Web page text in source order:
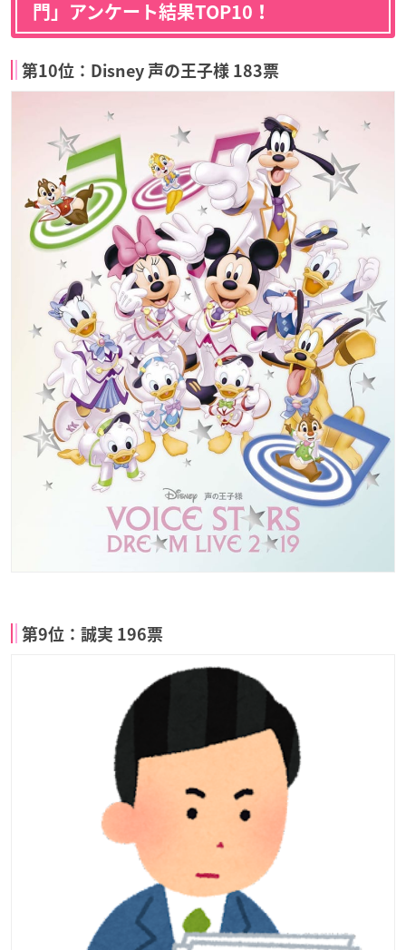
門」アンケート結果TOP10！
第10位：Disney 声の王子様 183票
第9位：誠実 196票